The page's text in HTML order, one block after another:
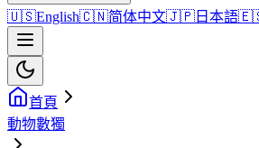
🇺🇸English🇨🇳简体中文🇯🇵 日本語
首頁
動物數獨